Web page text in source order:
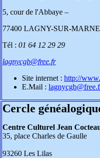
5, cour de l'Abbaye –
77400 LAGNY-SUR-MARNE
Tél : 01 64 12 29 29
lagnycgb@free.fr
Site internet : http://
E.Mail :
Cercle
Centre Culturel Jean
35, place Charles de Gaulle
93260 Les Lilas